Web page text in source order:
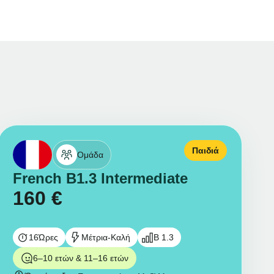
Ομάδα
French B1.3 Intermediate
160 €
Παιδιά
16Ώρες Μέτρια-Καλή B 1.3
6–10 ετών & 11–16 ετών